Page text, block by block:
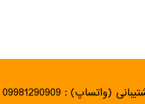
(واتساپ) : 09981290909